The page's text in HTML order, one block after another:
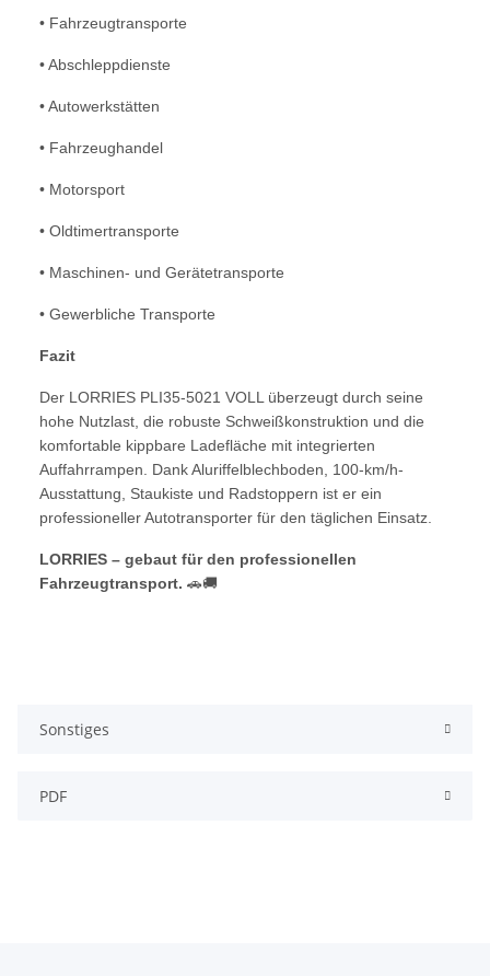
• Fahrzeugtransporte
• Abschleppdienste
• Autowerkstätten
• Fahrzeughandel
• Motorsport
• Oldtimertransporte
• Maschinen- und Gerätetransporte
• Gewerbliche Transporte
Fazit
Der LORRIES PLI35-5021 VOLL überzeugt durch seine
hohe Nutzlast, die robuste Schweißkonstruktion und die
komfortable kippbare Ladefläche mit integrierten
Auffahrrampen. Dank Aluriffelblechboden, 100-km/h-
Ausstattung, Staukiste und Radstoppern ist er ein
professioneller Autotransporter für den täglichen Einsatz.
LORRIES – gebaut für den professionellen
Fahrzeugtransport. 🚗🚚
Sonstiges
PDF